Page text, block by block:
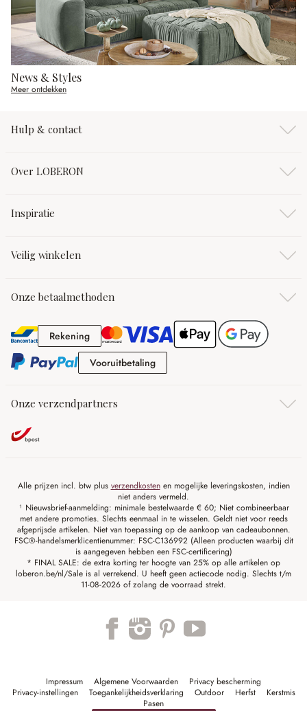
News & Styles
Meer ontdekken
Hulp & contact
Over LOBERON
Inspiratie
Veilig winkelen
Onze betaalmethoden
RekeningRekening
VooruitbetalingVooruitbetaling
Onze verzendpartners
Alle prijzen incl. btw plus verzendkostenen mogelijke leveringskosten, indien
niet anders vermeld.
¹ Nieuwsbrief-aanmelding: minimale bestelwaarde € 60; Niet combineerbaar
met andere promoties. Slechts eenmaal in te wisselen. Geldt niet voor reeds
afgeprijsde artikelen. Niet van toepassing op de aankoop van cadeaubonnen.
FSC®-handelsmerklicentienummer: FSC-C136992 (Alleen producten waarbij dit
is aangegeven hebben een FSC-certificering)
* FINAL SALE: de extra korting ter hoogte van 25% op alle artikelen op
loberon.be/nl/Sale is al verrekend. U heeft geen actiecode nodig. Slechts t/m
11-08-2026 of zolang de voorraad strekt.
Impressum Algemene Voorwaarden
Privacy bescherming
Privacy-instellingen
Toegankelijkheidsverklaring Outdoor Herfst
Kerstmis
Pasen